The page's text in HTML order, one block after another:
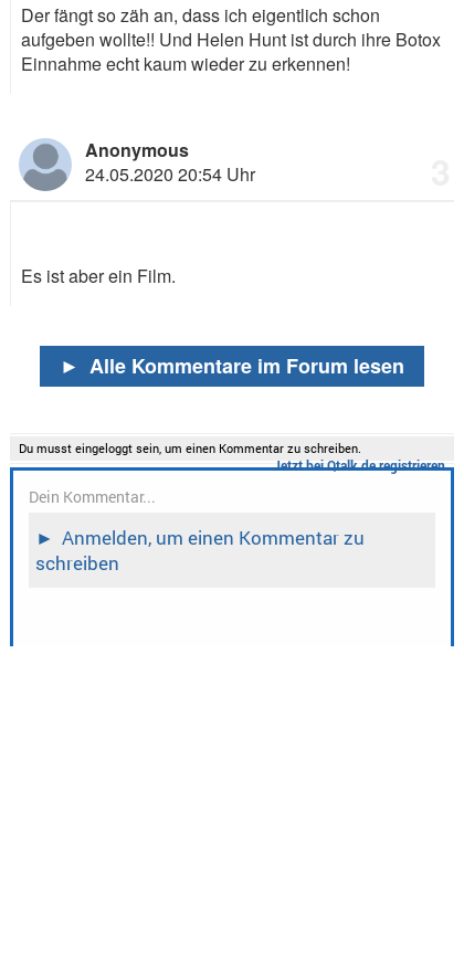
Der fängt so zäh an, dass ich eigentlich schon
aufgeben wollte!! Und Helen Hunt ist durch ihre Botox
Einnahme echt kaum wieder zu erkennen!
Anonymous
24.05.2020 20:54 Uhr
Es ist aber ein Film.
► Alle Kommentare im Forum lesen